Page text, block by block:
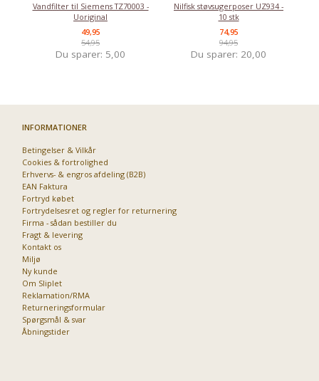
Vandfilter til Siemens TZ70003 -
Uoriginal
49,95
54,95
Du sparer: 5,00
Nilfisk støvsugerposer UZ934 -
10 stk
74,95
94,95
Du sparer: 20,00
INFORMATIONER
Betingelser & Vilkår
Cookies & fortrolighed
Erhvervs- & engros afdeling (B2B)
EAN Faktura
Fortryd købet
Fortrydelsesret og regler for returnering
Firma - sådan bestiller du
Fragt & levering
Kontakt os
Miljø
Ny kunde
Om Sliplet
Reklamation/RMA
Returneringsformular
Spørgsmål & svar
Åbningstider